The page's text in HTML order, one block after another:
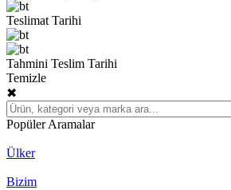
Teslimat Tarihi
Tahmini Teslim Tarihi
Temizle
✖
Popüler Aramalar
Ülker
Bizim